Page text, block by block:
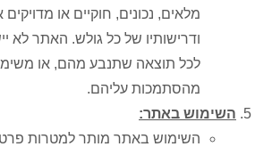
מלאים, נכונים, חוקיים או מדויקים
ודרישותיו של כל גולש. האתר לא
לכל תוצאה שתנבע מהם, או
מהסתמכות עליהם.
השימוש באתר:
השימוש באתר מותר למטרות